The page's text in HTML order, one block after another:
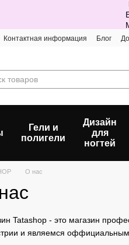
Контактная информация Блог
Гели и
полигели
Дизайн
для
ногтей
О нас
Tatashop - это магазин
и являемся